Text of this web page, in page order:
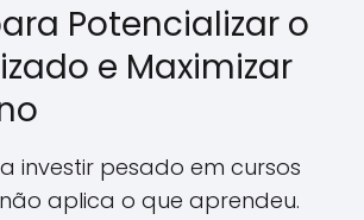
Potencializar o
e Maximizar
investir pesado em cursos
aplica o que aprendeu.